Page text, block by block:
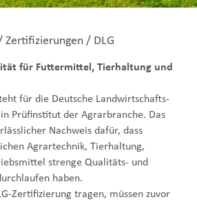
Zertifizierungen / DLG
für Futtermittel, Tierhaltung und
für die Deutsche Landwirtschafts-
Prüfinstitut der Agrarbranche. Das
Nachweis dafür, dass
Agrartechnik, Tierhaltung,
strenge Qualitäts- und
haben.
Zertifizierung tragen, müssen zuvor